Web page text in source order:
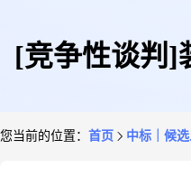
[竞争性谈判]
您当前的位置： 首页 中标｜候